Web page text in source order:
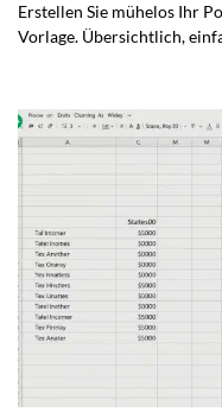
Erstellen Sie mühelos Ihr
Vorlage. Übersichtlich,